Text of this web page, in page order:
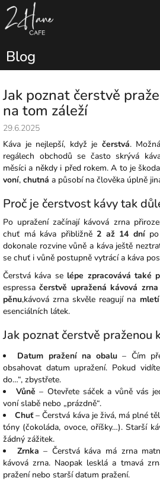
Přejít
obsah
Blog
Jak poznat čerstvě
na tom záleží
29.6.2025
Káva je nejlepší, když je čerstvá.
regálech obchodů se často skrývá
měsíci a někdy i před rokem. A to je
voní, chutná a působí na člověka úplně
Proč je čerstvost kávy tak
Po upražení začínají kávová zrna
chuť má káva přibližně 2 až 14 dnípo
dokonale rozvine vůně a káva ještě
se chuť i vůně postupně vytrácí a káva
Čerstvá káva se lépe zpracovává také
espressa čerstvě upražená kávová zrna
pěnu,kávová zrna skvěle reagují na mletí
esenciálních látek.
Jak poznat čerstvě praženou
Datum pražení na obalu – Čím
obsahovat datum upražení. Pokud
do…“, zbystřete.
Vůně – Otevřete sáček a vůně vás
voní slabě nebo „prázdně“.
Chuť– Čerstvá káva je živá, má plné
tóny (čokoláda, ovoce, oříšky…). Starší
žádný zážitek.
Zrnka – Čerstvá káva má zrna
kávová zrna. Naopak lesklá a tmavá
pražení nebo starší datum pražení.